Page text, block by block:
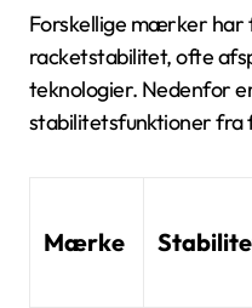
Forskellige mærker har
racketstabilitet, ofte
teknologier. Nedenfor
stabilitetsfunktioner
Mærke